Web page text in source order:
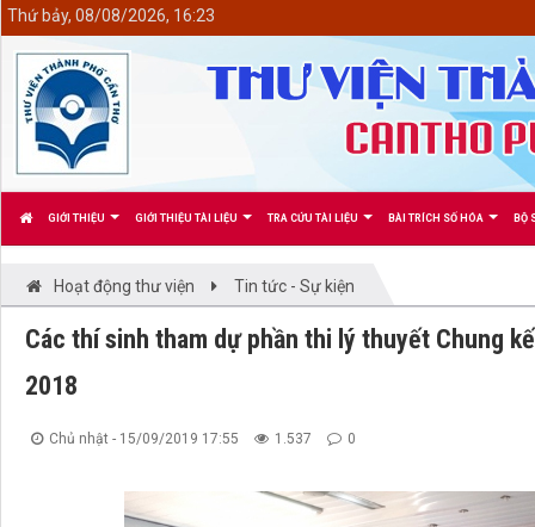
GIỚI THIỆU GIỚI THIỆU TÀI LIỆU TRA CỨU TÀI LIỆU BÀI TRÍCH SỐ HÓA BỘ
Thứ bảy, 08/08/2026, 16:23
Hoạt động thư viện Tin tức - Sự kiện
Các thí sinh tham dự phần thi lý thuyết Chung
2018
Chủ nhật - 15/09/2019 17:55 1.537 0
<